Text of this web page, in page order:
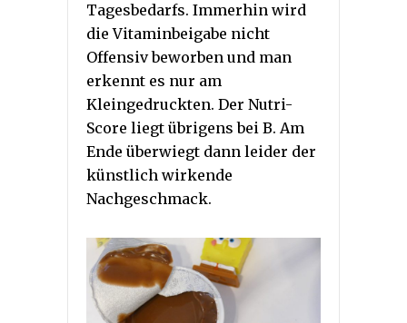
Tagesbedarfs. Immerhin wird
die Vitaminbeigabe nicht
Offensiv beworben und man
erkennt es nur am
Kleingedruckten. Der Nutri-
Score liegt übrigens bei B. Am
Ende überwiegt dann leider der
künstlich wirkende
Nachgeschmack.